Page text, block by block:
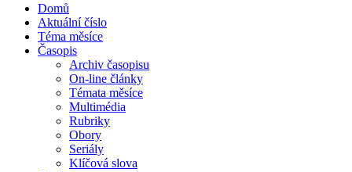
Domů
Aktuální číslo
Téma měsíce
Časopis
Archiv časopisu
On-line články
Témata měsíce
Multimédia
Rubriky
Obory
Seriály
Klíčová slova